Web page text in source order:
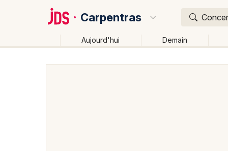
Carpentras
Aujourd'hui Demain